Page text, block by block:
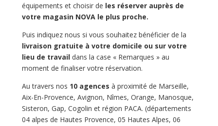
équipements et choisir de les réserver auprès de
votre magasin NOVA le plus proche.
Puis indiquez nous si vous souhaitez bénéficier de la
livraison gratuite à votre domicile ou sur votre
lieu de travaildans la case « Remarques » au
moment de finaliser votre réservation.
Au travers nos 10 agences à proximité de Marseille,
Aix-En-Provence, Avignon, Nîmes, Orange, Manosque,
Sisteron, Gap, Cogolin et région PACA. (départements
04 alpes de Hautes Provence, 05 Hautes Alpes, 06